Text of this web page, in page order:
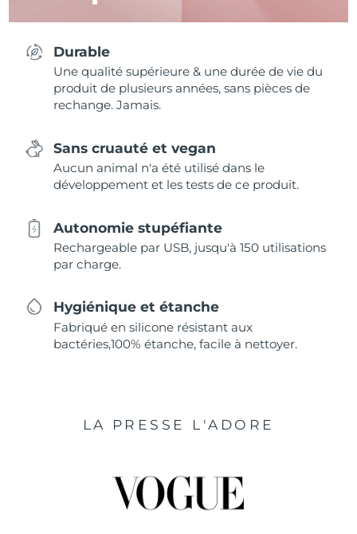
Durable
Une qualité supérieure & une durée de vie du
produit de plusieurs années, sans pièces de
rechange. Jamais.
Sans cruauté et vegan
Aucun animal n'a été utilisé dans le
développement et les tests de ce produit.
Autonomie stupéfiante
Rechargeable par USB, jusqu'à 150 utilisations
par charge.
Hygiénique et étanche
Fabriqué en silicone résistant aux
bactéries,100% étanche, facile à nettoyer.
LA PRESSE L'ADORE